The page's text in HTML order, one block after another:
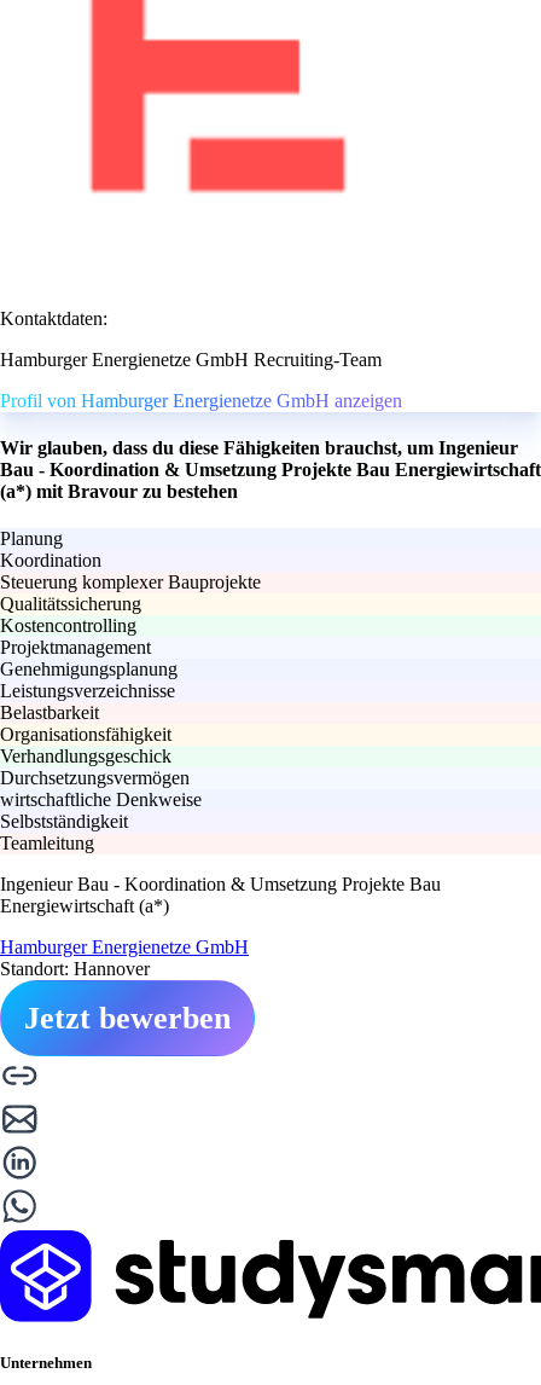
Kontaktdaten:
Hamburger Energienetze GmbH Recruiting-Team
Profil von Hamburger Energienetze GmbH anzeigen
Wir glauben, dass du diese Fähigkeiten brauchst, um Ingenieur
Bau - Koordination & Umsetzung Projekte Bau Energiewirtschaft
(a*) mit Bravour zu bestehen
Planung
Koordination
Steuerung komplexer Bauprojekte
Qualitätssicherung
Kostencontrolling
Projektmanagement
Genehmigungsplanung
Leistungsverzeichnisse
Belastbarkeit
Organisationsfähigkeit
Verhandlungsgeschick
Durchsetzungsvermögen
wirtschaftliche Denkweise
Selbstständigkeit
Teamleitung
Ingenieur Bau - Koordination & Umsetzung Projekte Bau
Energiewirtschaft (a*)
Hamburger Energienetze GmbH
Standort: Hannover
Jetzt bewerben
Unternehmen